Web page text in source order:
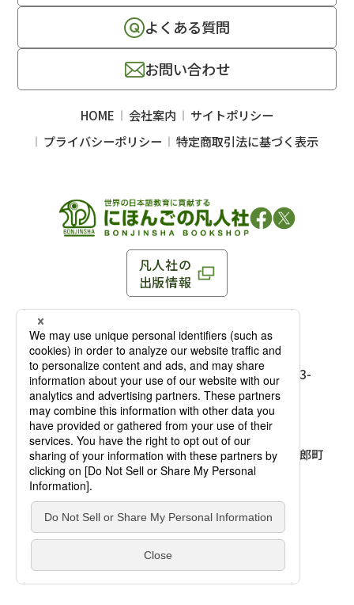
凡人社の本を見る
凡人社が出版した本を見る
凡人社の
出版情報
〒102-0093 東京都千代田区平河町 1-3-13 8F
TEL：03-3263-3959／FAX：03-3263-3116
麹町店
〒102-0093 東京都千代田区平河町1-3-
13 8F［アクセス］
TEL：03-3239-8673／FAX：03-3263-
3116
大阪店
〒541-0056 大阪府大阪市中央区久太郎町
4-2-10
大西ビルディング 1階［
TEL：06-4256-2684／FAX：03-6733-
7887
よくある質問
お問い合わせ
HOME 会社案内
サイトポリシー
プライバシーポリシー
特定商取引法に基づく表示
© Bonjinsha Co., LTD. All Rights Reserved.